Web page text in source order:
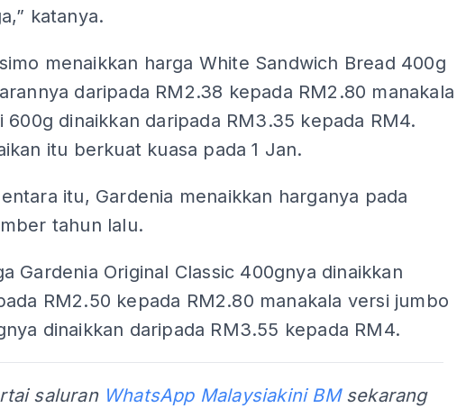
katanya.
menaikkan harga White Sandwich Bread 400g
daripada RM2.38 kepada RM2.80 manakala
600g dinaikkan daripada RM3.35 kepada RM4.
itu berkuat kuasa pada 1 Jan.
itu, Gardenia menaikkan harganya pada
tahun lalu.
Gardenia Original Classic 400gnya dinaikkan
RM2.50 kepada RM2.80 manakala versi jumbo
dinaikkan daripada RM3.55 kepada RM4.
saluran WhatsApp Malaysiakini BMsekarang